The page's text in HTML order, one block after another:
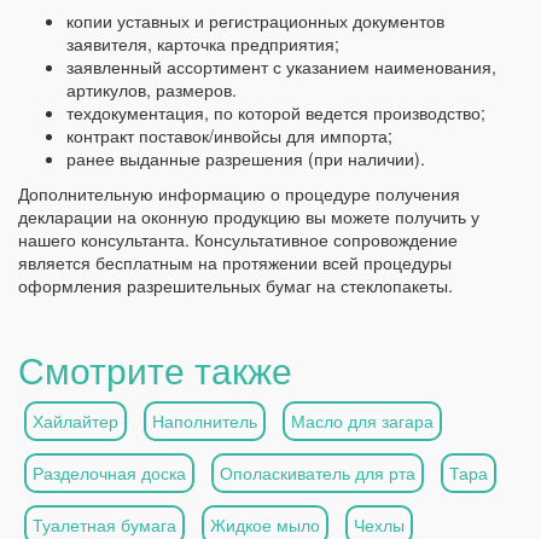
копии уставных и регистрационных документов
заявителя, карточка предприятия;
заявленный ассортимент с указанием наименования,
артикулов, размеров.
техдокументация, по которой ведется производство;
контракт поставок/инвойсы для импорта;
ранее выданные разрешения (при наличии).
Дополнительную информацию о процедуре получения
декларации на оконную продукцию вы можете получить у
нашего консультанта. Консультативное сопровождение
является бесплатным на протяжении всей процедуры
оформления разрешительных бумаг на стеклопакеты.
Смотрите также
Хайлайтер Наполнитель Масло для загара
Разделочная доска Ополаскиватель для рта Тара
Туалетная бумага Жидкое мыло Чехлы